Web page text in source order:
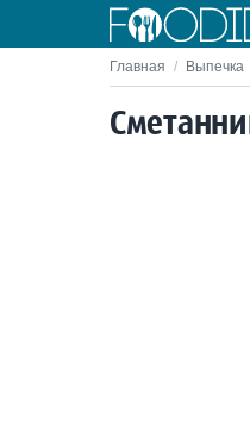
Главная / Выпечка